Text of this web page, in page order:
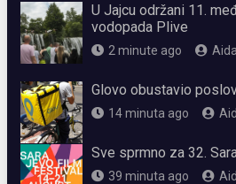
U Jajcu održani 11.
vodopada Plive
2 minute ago
Glovo obustavio
14 minuta ago
Sve sprmno za 32.
39 minuta ago